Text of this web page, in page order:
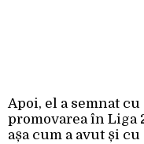
Apoi, el a semnat
promovarea în Liga
așa cum a avut și